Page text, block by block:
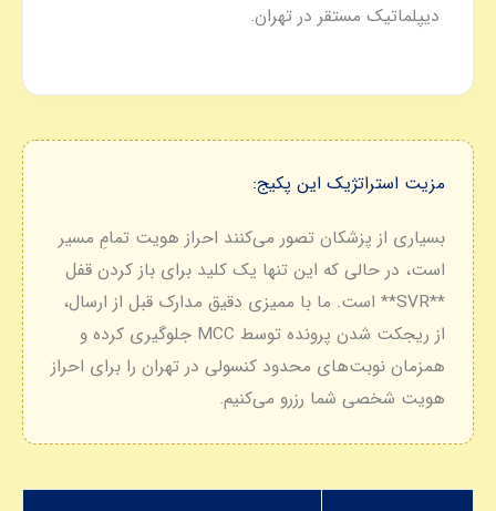
دیپلماتیک مستقر در تهران.
مزیت استراتژیک این پکیج:
بسیاری از پزشکان تصور می‌کنند احراز هویت تمامِ مسیر
است، در حالی که این تنها یک کلید برای باز کردن قفل
**SVR** است. ما با ممیزی دقیق مدارک قبل از ارسال،
از ریجکت شدن پرونده توسط MCC جلوگیری کرده و
همزمان نوبت‌های محدود کنسولی در تهران را برای احراز
هویت شخصی شما رزرو می‌کنیم.